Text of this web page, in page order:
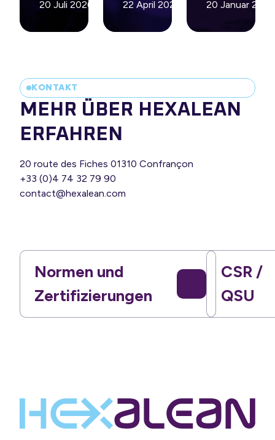
20 Juli 2026 22 April 2026 20 Januar 2026
KONTAKT
MEHR ÜBER HEXALEAN
ERFAHREN
20 route des Fiches 01310 Confrançon
+33 (0)4 74 32 79 90
contact@hexalean.com
Normen und
Zertifizierungen
CSR /
QSU